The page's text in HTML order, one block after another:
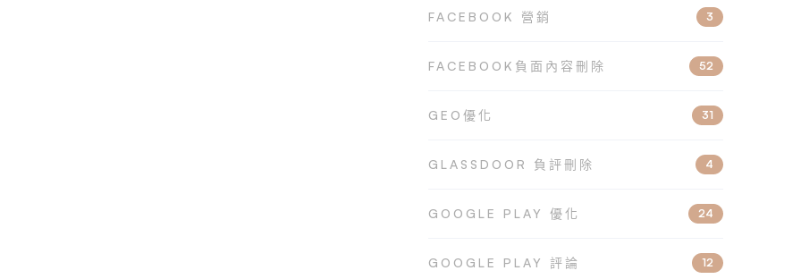
FACEBOOK 營銷 3
FACEBOOK負面內容刪除 52
GEO優化 31
GLASSDOOR 負評刪除 4
GOOGLE PLAY 優化 24
GOOGLE PLAY 評論 12